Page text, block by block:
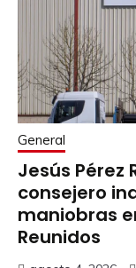
General
Jesús Pérez
consejero
maniobras
Reunidos